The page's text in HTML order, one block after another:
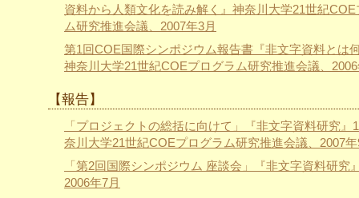
資料から人類文化を読み解く』神奈川大学21世紀
ム研究推進会議、2007年3月
第1回COE国際シンポジウム報告書『非文字資料とは
神奈川大学21世紀COEプログラム研究推進会議、
【報告】
「プロジェクトの総括に向けて」『非文字資料研究』
奈川大学21世紀COEプログラム研究推進会議、2007
「第2回国際シンポジウム 座談会」『非文字資料研究
2006年7月